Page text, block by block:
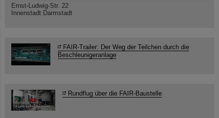
Ernst-Ludwig-Str. 22
Innenstadt Darmstadt
FAIR-Trailer: Der Weg der Teilchen durch die
Beschleunigeranlage
Rundflug über die FAIR-Baustelle